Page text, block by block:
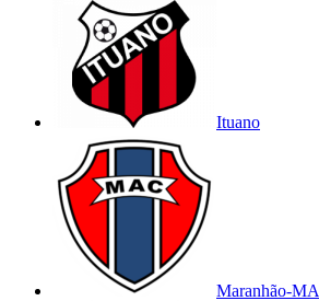
Ituano
Maranhão-MA